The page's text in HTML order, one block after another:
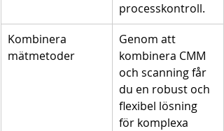
processkontroll.
Kombinera
mätmetoder
Genom att
kombinera CMM
och scanning får
du en robust och
flexibel lösning
för komplexa